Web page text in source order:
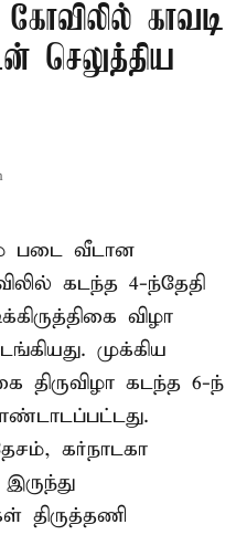
கோவிலில் காவடி
செலுத்திய
ம் படை வீடான
கடந்த 4-ந்தேதி
விழா
முக்கிய
திருவிழா கடந்த 6-ந்
கர்நாடகா
திருத்தணி